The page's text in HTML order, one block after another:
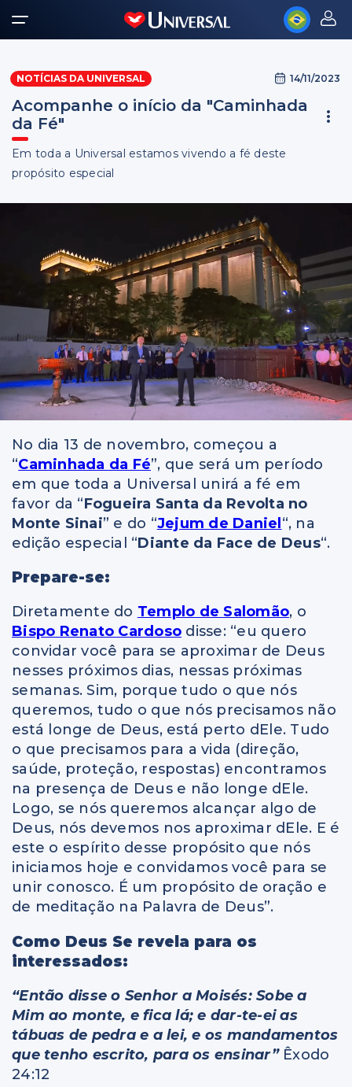
NOTÍCIAS DA UNIVERSAL 14/11/2023
Acompanhe o início da "Caminhada
da Fé"
Em toda a Universal estamos vivendo a fé deste
propósito especial
No dia 13 de novembro, começou a
“Caminhada da Fé”, que será um período
em que toda a Universal unirá a fé em
favor da “Fogueira Santa da Revolta no
Monte Sinai” e do “Jejum de Daniel“, na
edição especial “Diante da Face de Deus“.
Prepare-se:
Diretamente do Templo de Salomão, o
Bispo Renato Cardoso disse: “eu quero
convidar você para se aproximar de Deus
nesses próximos dias, nessas próximas
semanas. Sim, porque tudo o que nós
queremos, tudo o que nós precisamos não
está longe de Deus, está perto dEle. Tudo
o que precisamos para a vida (direção,
saúde, proteção, respostas) encontramos
na presença de Deus e não longe dEle.
Logo, se nós queremos alcançar algo de
Deus, nós devemos nos aproximar dEle. E é
este o espírito desse propósito que nós
iniciamos hoje e convidamos você para se
unir conosco. É um propósito de oração e
de meditação na Palavra de Deus”.
Como Deus Se revela para os
interessados:
“Então disse o Senhor a Moisés: Sobe a
Mim ao monte, e fica lá; e dar-te-ei as
tábuas de pedra e a lei, e os mandamentos
que tenho escrito, para os ensinar”Êxodo
24:12